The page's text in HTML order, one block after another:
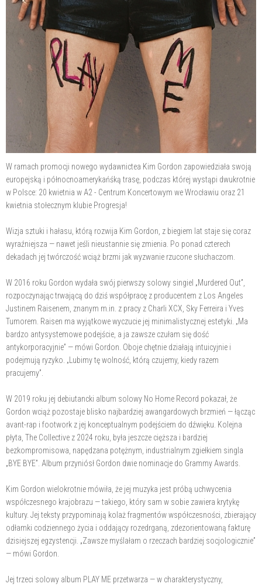
W ramach promocji nowego wydawnictea Kim Gordon zapowiedziała swoją
europejską i północnoamerykańśką trasę, podczas której wystąpi dwukrotnie
w Polsce: 20 kwietnia w A2 - Centrum Koncertowym we Wrocławiu oraz 21
kwietnia stołecznym klubie Progresja!
Wizja sztuki i hałasu, którą rozwija Kim Gordon, z biegiem lat staje się coraz
wyraźniejsza — nawet jeśli nieustannie się zmienia. Po ponad czterech
dekadach jej twórczość wciąż brzmi jak wyzwanie rzucone słuchaczom.
W 2016 roku Gordon wydała swój pierwszy solowy singiel „Murdered Out”,
rozpoczynając trwającą do dziś współpracę z producentem z Los Angeles
Justinem Raisenem, znanym m.in. z pracy z Charli XCX, Sky Ferreira i Yves
Tumorem. Raisen ma wyjątkowe wyczucie jej minimalistycznej estetyki. „Ma
bardzo antysystemowe podejście, a ja zawsze czułam się dość
antykorporacyjnie” — mówi Gordon. Oboje chętnie działają intuicyjnie i
podejmują ryzyko. „Lubimy tę wolność, którą czujemy, kiedy razem
pracujemy”.
W 2019 roku jej debiutancki album solowy No Home Record pokazał, że
Gordon wciąż pozostaje blisko najbardziej awangardowych brzmień — łącząc
avant-rap i footwork z jej konceptualnym podejściem do dźwięku. Kolejna
płyta, The Collective z 2024 roku, była jeszcze cięższa i bardziej
bezkompromisowa, napędzana potężnym, industrialnym zgiełkiem singla
„BYE BYE”. Album przyniósł Gordon dwie nominacje do Grammy Awards.
Kim Gordon wielokrotnie mówiła, że jej muzyka jest próbą uchwycenia
współczesnego krajobrazu — takiego, który sam w sobie zawiera krytykę
kultury. Jej teksty przypominają kolaż fragmentów współczesności, zbierający
odłamki codziennego życia i oddający rozedrganą, zdezorientowaną fakturę
dzisiejszej egzystencji. „Zawsze myślałam o rzeczach bardziej socjologicznie”
— mówi Gordon.
Jej trzeci solowy album PLAY ME przetwarza — w charakterystyczny,